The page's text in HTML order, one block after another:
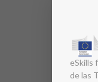
eSkills
de las